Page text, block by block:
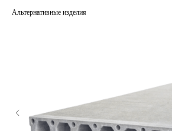
Альтернативные изделия